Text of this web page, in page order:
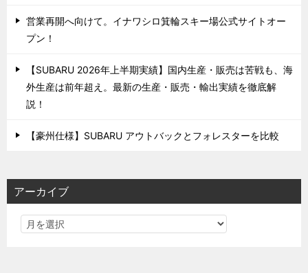
営業再開へ向けて。イナワシロ箕輪スキー場公式サイトオー
プン！
【SUBARU 2026年上半期実績】国内生産・販売は苦戦も、海
外生産は前年超え。最新の生産・販売・輸出実績を徹底解
説！
【豪州仕様】SUBARU アウトバックとフォレスターを比較
アーカイブ